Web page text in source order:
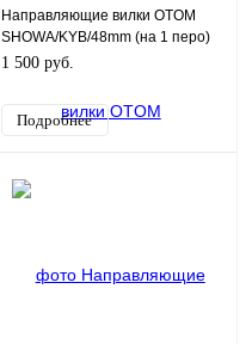
Направляющие вилки OTOM
SHOWA/KYB/48mm (на 1 перо)
1 500 руб.
Подробнее